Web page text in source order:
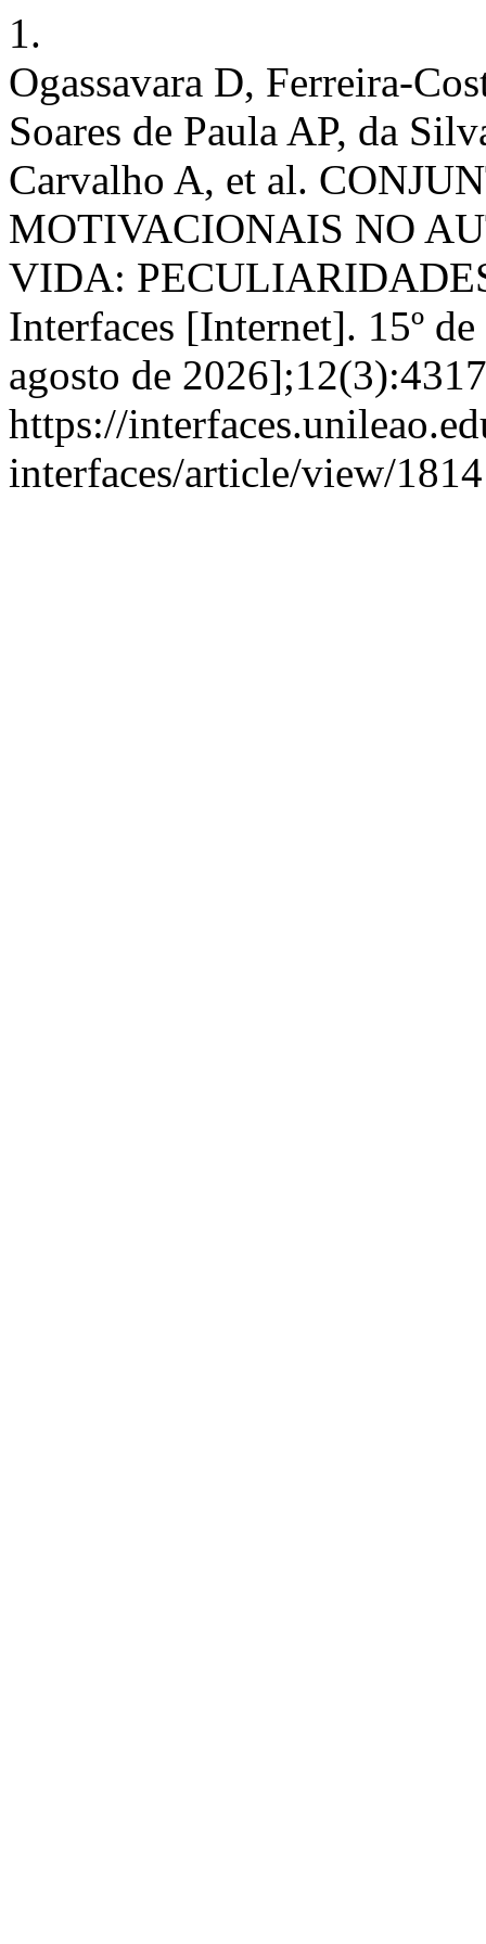
1.
Ogassavara D, Ferreira-
Soares de Paula AP, da
Carvalho A, et al.
MOTIVACIONAIS NO
VIDA:
Interfaces [Internet]. 15º
agosto de
https://
interfaces/article/view/1814